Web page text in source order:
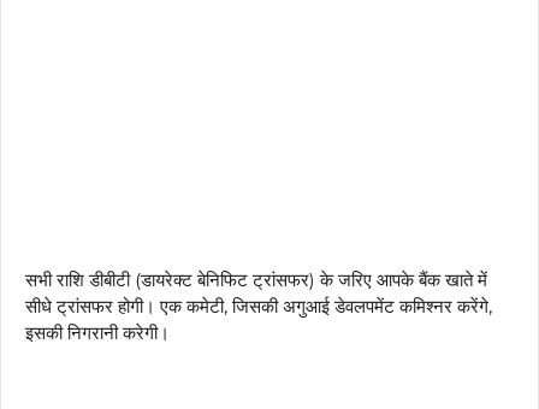
सभी राशि डीबीटी (डायरेक्ट बेनिफिट ट्रांसफर) के जरिए आपके बैंक खाते में
सीधे ट्रांसफर होगी। एक कमेटी, जिसकी अगुआई डेवलपमेंट कमिश्नर करेंगे,
इसकी निगरानी करेगी।